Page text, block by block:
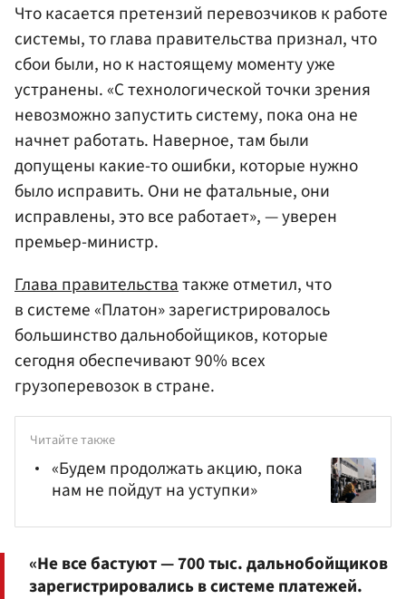
Что касается претензий перевозчиков к работе
системы, то глава правительства признал, что
сбои были, но к настоящему моменту уже
устранены. «С технологической точки зрения
невозможно запустить систему, пока она не
начнет работать. Наверное, там были
допущены какие-то ошибки, которые нужно
было исправить. Они не фатальные, они
исправлены, это все работает», — уверен
премьер-министр.
Глава правительстватакже отметил, что
в системе «Платон» зарегистрировалось
большинство дальнобойщиков, которые
сегодня обеспечивают 90% всех
грузоперевозок в стране.
Читайте также
«Будем продолжать акцию, пока
нам не пойдут на уступки»
«Не все бастуют — 700 тыс. дальнобойщиков
зарегистрировались в системе платежей.